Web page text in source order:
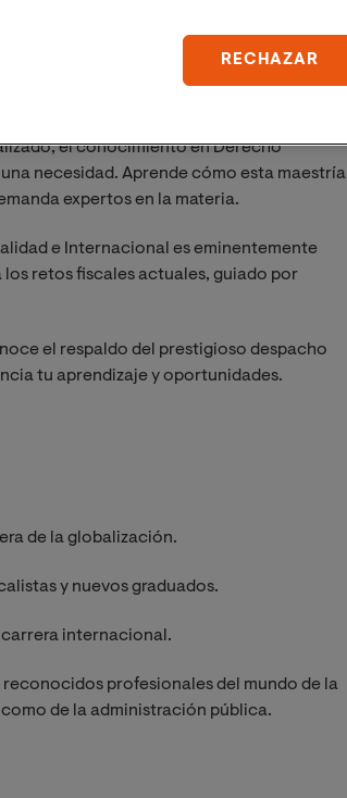
presencia de Teresa Raga, directora del
reconocida profesional. Directora del
el conocimiento en Derecho
necesidad. Aprende cómo esta maestría
expertos en la materia.
e Internacional es eminentemente
retos fiscales actuales, guiado por
el respaldo del prestigioso despacho
tu aprendizaje y oportunidades.
de la globalización.
y nuevos graduados.
carrera internacional.
profesionales del mundo de la
de la administración pública.
RECHAZAR